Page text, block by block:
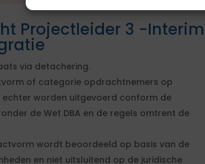
Projectleider 3 -Interim
via detachering.
of categorie opdrachtnemers op
worden uitgevoerd conform de
de Wet DBA en de regels omtrent de
wordt beoordeeld op basis van de
en niet uitsluitend op de juridische